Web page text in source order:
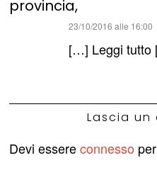
provincia,
23/10/2016 alle 16:00
[…] Leggi
Lascia un
Devi essereconnesso